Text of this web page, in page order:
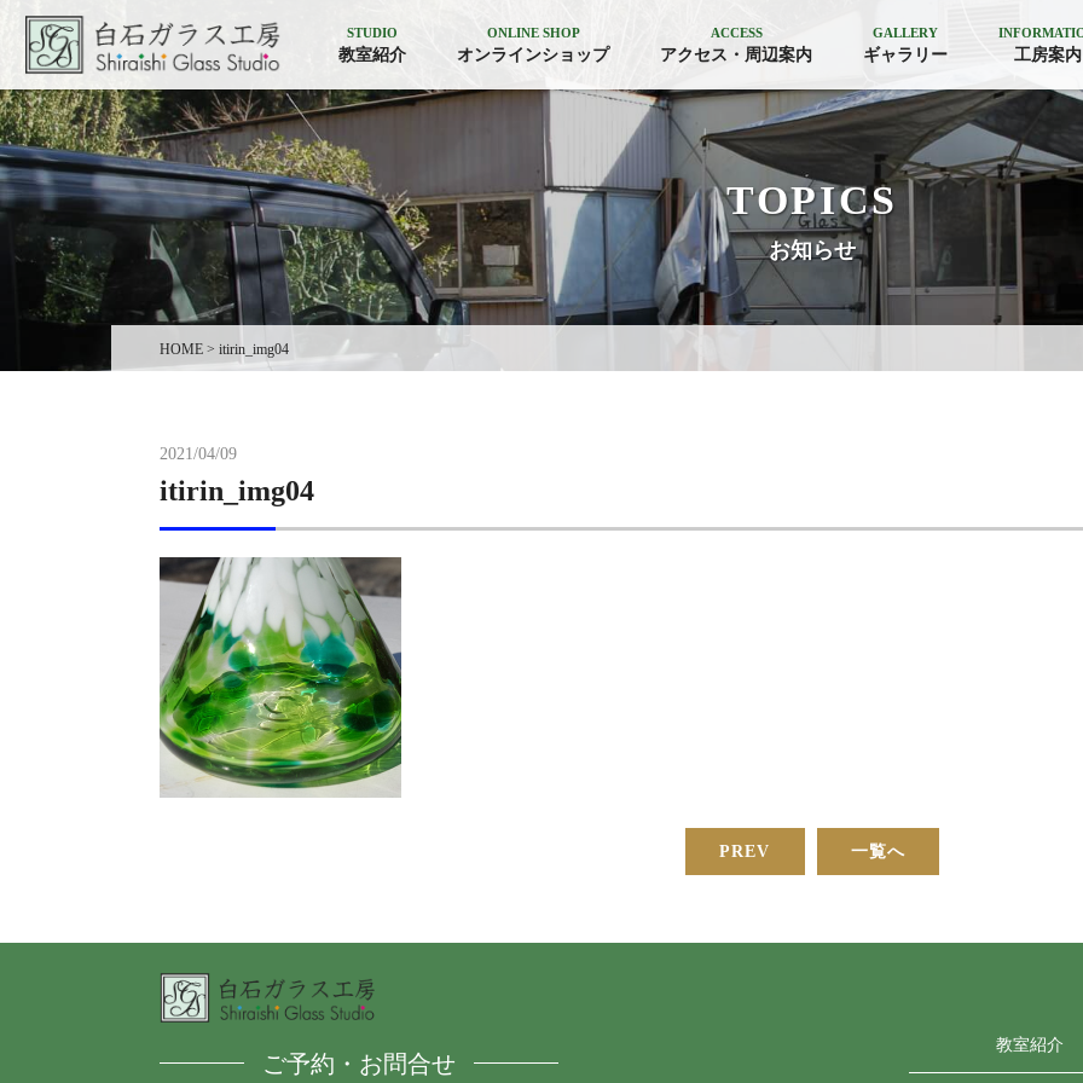
STUDIO
教室紹介
ONLINE SHOP
オンラインショップ
ACCESS
アクセス・周辺案内
GALLERY
ギャラリー 工房案内
TOPICS
お知らせ
HOME > itirin_img04
2021/04/09
itirin_img04
PREV 一覧へ
ご予約・お問合せ
教室紹介